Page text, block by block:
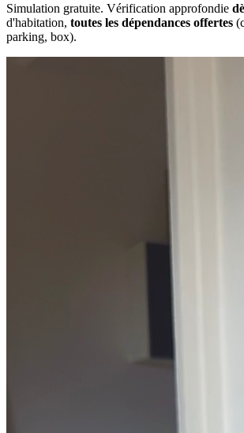
Simulation gratuite. Vérification approfondie
d'habitation, toutes les dépendances offertes
parking, box).